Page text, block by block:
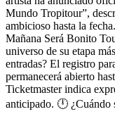
Mundo Tropitour”,
ambicioso hasta la
Mañana Será Bonito
universo de su etapa
entradas? El registro
permanecerá abierto
Ticketmaster indica
anticipado. 🕛 ¿Cuándo